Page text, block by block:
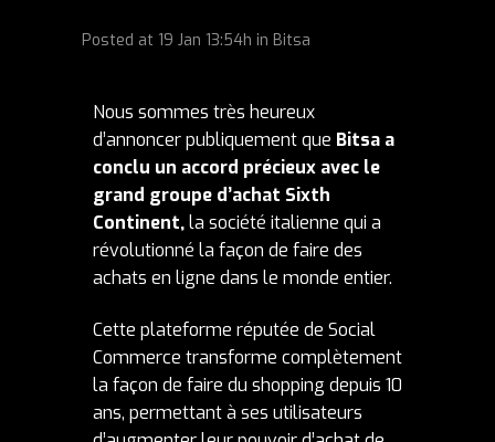
Posted at 19 Jan 13:54h in Bitsa
Nous sommes très heureux
d’annoncer publiquement que Bitsa a
conclu un accord précieux avec le
grand groupe d’achat Sixth
Continent,la société italienne qui a
révolutionné la façon de faire des
achats en ligne dans le monde entier.
Cette plateforme réputée de Social
Commerce transforme complètement
la façon de faire du shopping depuis 10
ans, permettant à ses utilisateurs